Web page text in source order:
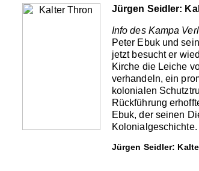
Jürgen Seidler:
Info des Kampa
Peter Ebuk und
jetzt besucht er
Kirche die Leiche
verhandeln, ein
kolonialen
Rückführung
Ebuk, der seinen
Kolonialgeschichte.
Jürgen Seidler: